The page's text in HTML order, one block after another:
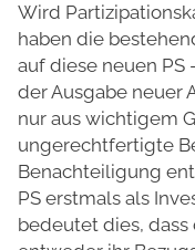
Wird
haben die
auf diese neuen PS
der Ausgabe neuer
nur aus wichtigem
ungerechtfertigte
Benachteiligung
PS erstmals als
bedeutet dies,